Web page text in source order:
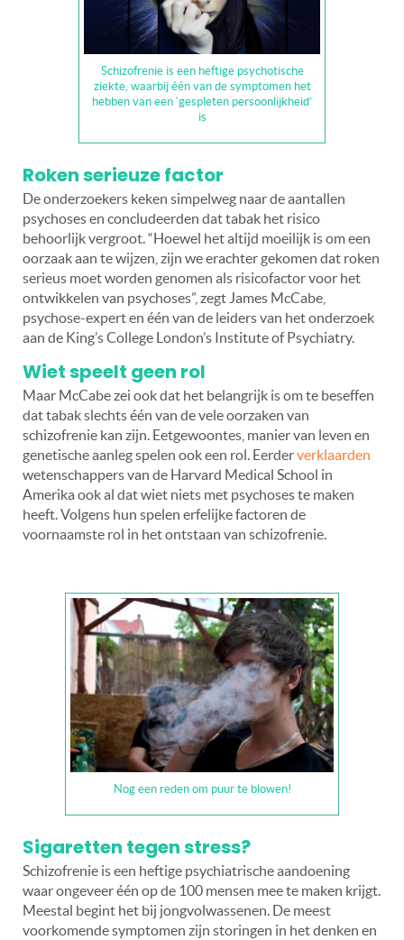
Schizofrenie is een heftige psychotische
ziekte, waarbij één van de symptomen het
hebben van een ‘gespleten persoonlijkheid’
is
Roken serieuze factor
De onderzoekers keken simpelweg naar de aantallen
psychoses en concludeerden dat tabak het risico
behoorlijk vergroot. “Hoewel het altijd moeilijk is om een
oorzaak aan te wijzen, zijn we erachter gekomen dat roken
serieus moet worden genomen als risicofactor voor het
ontwikkelen van psychoses”, zegt James McCabe,
psychose-expert en één van de leiders van het onderzoek
aan de King’s College London’s Institute of Psychiatry.
Wiet speelt geen rol
Maar McCabe zei ook dat het belangrijk is om te beseffen
dat tabak slechts één van de vele oorzaken van
schizofrenie kan zijn. Eetgewoontes, manier van leven en
genetische aanleg spelen ook een rol. Eerderverklaarden
wetenschappers van de Harvard Medical School in
Amerika ook al dat wiet niets met psychoses te maken
heeft. Volgens hun spelen erfelijke factoren de
voornaamste rol in het ontstaan van schizofrenie.
Nog een reden om puur te blowen!
Sigaretten tegen stress?
Schizofrenie is een heftige psychiatrische aandoening
waar ongeveer één op de 100 mensen mee te maken krijgt.
Meestal begint het bij jongvolwassenen. De meest
voorkomende symptomen zijn storingen in het denken en